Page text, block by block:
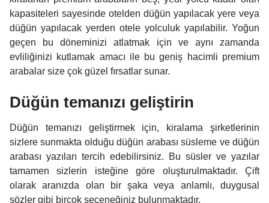
kapasiteleri sayesinde otelden düğün yapılacak yere veya
düğün yapılacak yerden otele yolculuk yapılabilir. Yoğun
geçen bu döneminizi atlatmak için ve aynı zamanda
evliliğinizi kutlamak amacı ile bu geniş hacimli premium
arabalar size çok güzel fırsatlar sunar.
Düğün temanızı geliştirin
Düğün temanızı geliştirmek için, kiralama şirketlerinin
sizlere sunmakta olduğu düğün arabası süsleme ve düğün
arabası yazıları tercih edebilirsiniz. Bu süsler ve yazılar
tamamen sizlerin isteğine göre oluşturulmaktadır. Çift
olarak aranızda olan bir şaka veya anlamlı, duygusal
sözler gibi birçok seçeneğiniz bulunmaktadır.